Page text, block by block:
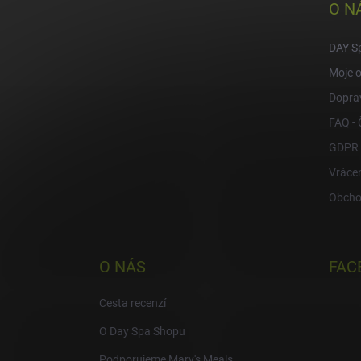
O
DAY
Moje
FAQ -
GDPR
O NÁS
Cesta recenzí
O Day Spa Shopu